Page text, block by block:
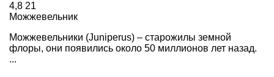
4,8 21
Можжевельник
Можжевельники (Juniperus) – старожилы земной
флоры, они появились около 50 миллионов лет назад.
...